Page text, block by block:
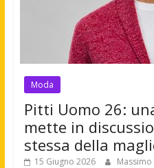
Moda
Pitti Uomo 26:
mette in
stessa della
15 Giugno 2026